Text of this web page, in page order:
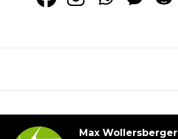
Max Wollersberger